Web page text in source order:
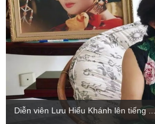
Diễn viên Lưu Hiểu Khánh lên tiếng ...